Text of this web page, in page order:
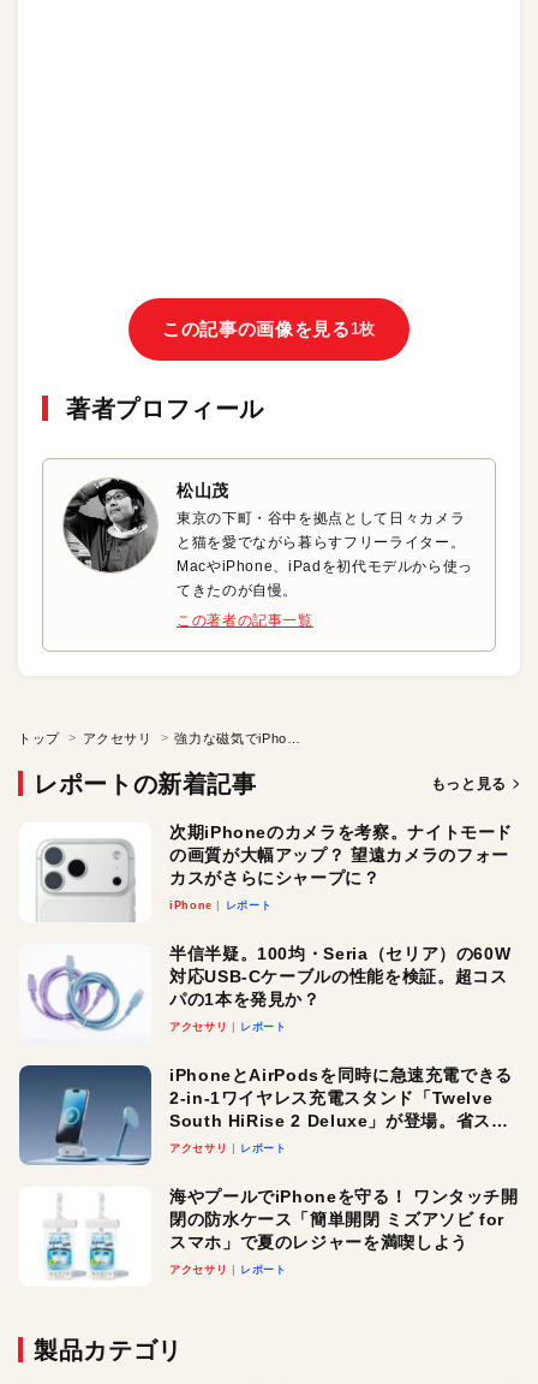
この記事の画像を見る 1枚
著者プロフィール
松山茂
東京の下町・谷中を拠点として日々カメラ
と猫を愛でながら暮らすフリーライター。
MacやiPhone、iPadを初代モデルから使っ
てきたのが自慢。
この著者の記事一覧
トップ アクセサリ
レポートの新着記事 もっと見る
次期iPhoneのカメラを考察。ナイトモード
の画質が大幅アップ？ 望遠カメラのフォー
カスがさらにシャープに？
iPhone レポート
半信半疑。100均・Seria（セリア）の60W
対応USB-Cケーブルの性能を検証。超コス
パの1本を発見か？
アクセサリ レポート
iPhoneとAirPodsを同時に急速充電できる
2-in-1ワイヤレス充電スタンド「Twelve
South HiRise 2 Deluxe」が登場。省スペ
ースでおしゃれに充電したい人にオスス
アクセサリ レポート
海やプールでiPhoneを守る！ ワンタッチ開
閉の防水ケース「簡単開閉 ミズアソビ for
スマホ」で夏のレジャーを満喫しよう
アクセサリ レポート
製品カテゴリ